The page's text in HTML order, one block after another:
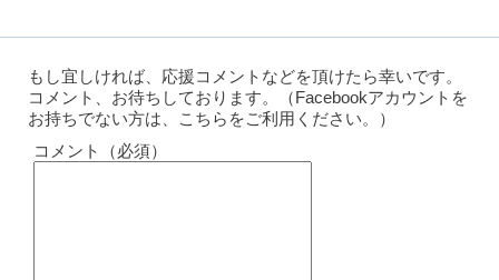
もし宜しければ、応援コメントなどを頂けたら幸いです。
コメント、お待ちしております。（Facebookアカウントを
お持ちでない方は、こちらをご利用ください。）
コメント（必須）